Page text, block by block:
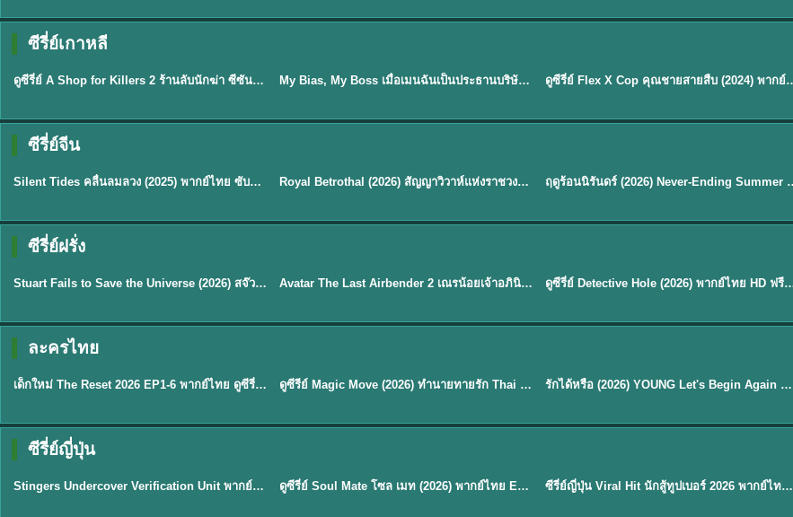
ซีรี่ย์เกาหลี
★8 EP.16
พากย์ไทย
ดูซีรี่ย์ A Shop for Killers 2 ร้านลับนักฆ่า ซีซัน 2 (2026) ซับไทย-พากย์ไทย My Bias, My Boss เมื่อเมนฉันเป็นประธานบริษัท (2026) พากย์ไทย ซับไทย EP.1-12 ★8 EP.16ดูซีรี่ย์ Flex X Cop คุณชายสายสื
ซีรี่ย์จีน
★9.5
พากย์ไทย
Silent Tides คลื่นลมลวง (2025) พากย์ไทย ซับไทย EP.1-31 ★9 Royal Betrothal (2026) สัญญาวิวาห์แห่งราชวงศ์ พากย์ไทย ซับไทย EP1-32 ★8.8 ฤดูร้อนนิรันดร์ (2026)
ซีรี่ย์ฝรั่ง
★8.8 EP.2
พากย์ไทย
Stuart Fails to Save the Universe (2026) สจ๊วตล่มแผนกู้จักรวาล พากย์ไทย EP1-10 ★7.8 EP.7Avatar The Last Airbender 2 เณรน้อยเจ้าอภินิหาร พากย์ไทย EP.9ดูซีรี่ย์ Detective Hole (2026) พากย์ไทย
ละครไทย
★ 8 EP.6
พากย์ไทย
เด็กใหม่ The Reset 2026 EP1-6 พากย์ไทย ดูซีรี่ย์ Netflix ล่าสุด HD ดูซีรีย์ Magic Move (2026) ทำนายทายรัก Thai EP.1-10 HD รักได้หรือ (2026) YOUNG Let's Begin Again พากย์ไทย EP.1-19
ซีรี่ย์ญี่ปุ่น
EP.11
พากย์ไทย
Stingers Undercover Verification Unit พากย์ไทย EP1-11 HD ฟรี ★8 EP.8ดูซีรี่ย์ Soul Mate โซล เมท (2026) พากย์ไทย EP.1-8 (จบ) ★7.9 EP.6ซีรี่ย์ญี่ปุ่น Viral Hit นักสู้ทูปเบอร์ 2026 พากย์ไทย EP.1-6